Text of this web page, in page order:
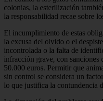
colonias, la esterilización
la responsabilidad recae sobre
El incumplimiento de estas
la excusa del olvido o el
incontrolada o la falta de
infracción grave, con sanciones
50.000 euros. Permitir que
sin control se considera un
lo que justifica la contundencia